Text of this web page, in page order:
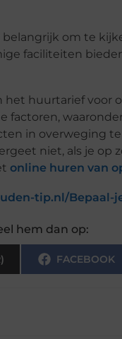
belangrijk om te
faciliteiten
het huurtarief voor
factoren,
in overweging
niet, als je op
online huren van
tip.nl/Bepaal-
hem dan op:
FACEBOOK